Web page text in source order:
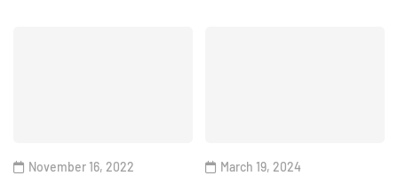
November 16, 2022 March 19, 2024